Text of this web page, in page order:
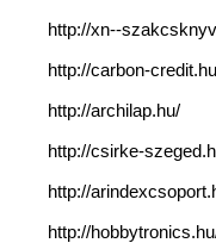
http://xn--
http://carbon-
http://archilap.hu/
http://csirke-
http://
http://